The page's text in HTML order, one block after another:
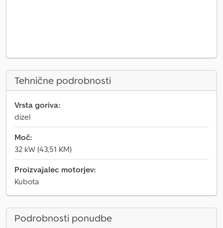
Tehnične podrobnosti
Vrsta goriva:
dizel
Moč:
32 kW (43,51 KM)
Proizvajalec motorjev:
Kubota
Podrobnosti ponudbe